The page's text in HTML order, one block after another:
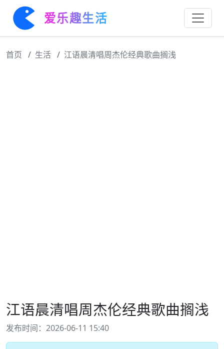
爱乐趣生活
首页 生活 江语晨清唱周杰伦经典歌曲搁浅
江语晨清唱周杰伦经典歌曲搁浅
发布时间：2026-06-11 15:40